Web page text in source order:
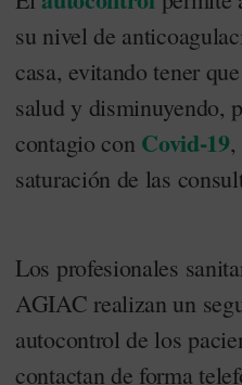
su nivel de
casa, evitando tener
salud y disminuyendo,
contagio con Covid-19,
saturación de las
Los profesionales
AGIAC realizan un
autocontrol de los
contactan de forma